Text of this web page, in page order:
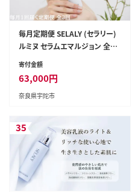
毎月定期便 SELALY (セラリー)
ルミヌ セラムエマルジョン 全3
回 ヒアルロン酸 ふるさと納税
乳液 化粧 美容 潤い ハリ ケア
大和当帰 天然精油 コスメ 漢方
母の日 化粧品 送料無料
寄付金額
63,000円
奈良県宇陀市
35